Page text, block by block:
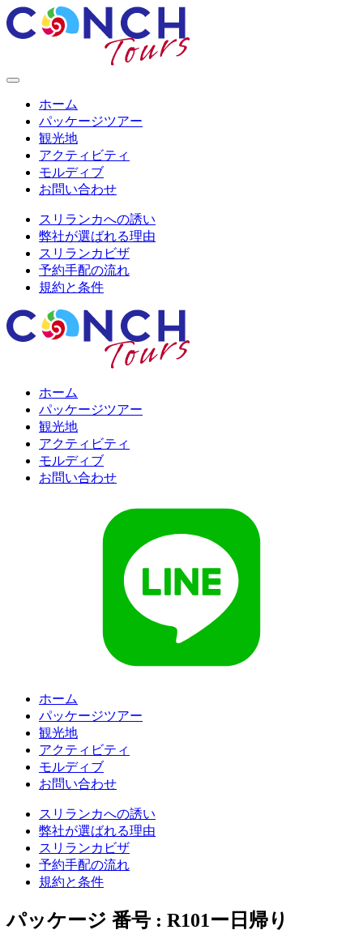
ホーム
パッケージツアー
観光地
アクティビティ
モルディブ
お問い合わせ
スリランカへの誘い
弊社が選ばれる理由
スリランカビザ
予約手配の流れ
規約と条件
ホーム
パッケージツアー
観光地
アクティビティ
モルディブ
お問い合わせ
ホーム
パッケージツアー
観光地
アクティビティ
モルディブ
お問い合わせ
スリランカへの誘い
弊社が選ばれる理由
スリランカビザ
予約手配の流れ
規約と条件
パッケージ 番号 : R101ー日帰り